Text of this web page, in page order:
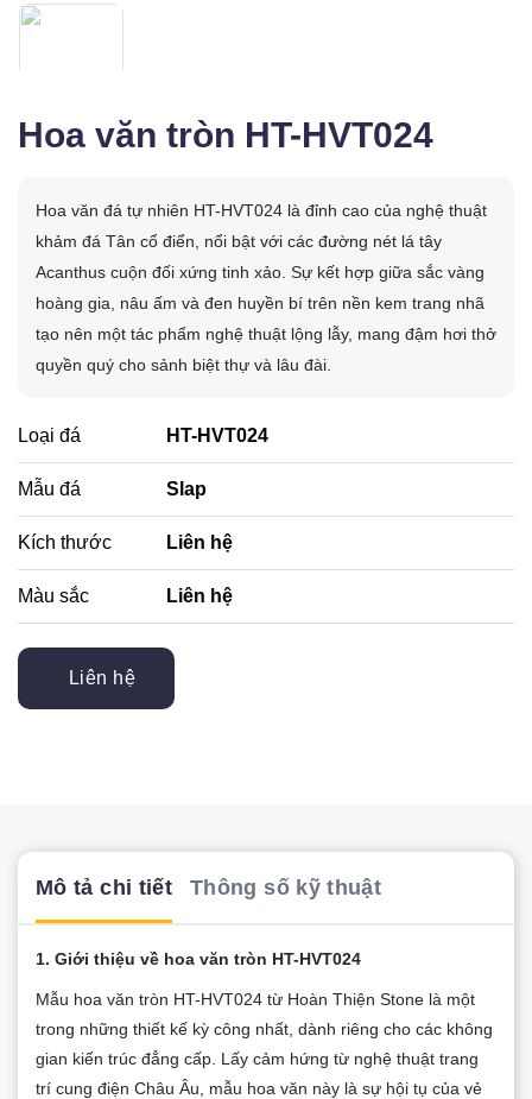
Hoa văn tròn HT-HVT024
Hoa văn đá tự nhiên HT-HVT024 là đỉnh cao của nghệ thuật
khảm đá Tân cổ điển, nổi bật với các đường nét lá tây
Acanthus cuộn đối xứng tinh xảo. Sự kết hợp giữa sắc vàng
hoàng gia, nâu ấm và đen huyền bí trên nền kem trang nhã
tạo nên một tác phẩm nghệ thuật lộng lẫy, mang đậm hơi thở
quyền quý cho sảnh biệt thự và lâu đài.
Loại đá HT-HVT024
Mẫu đá Slap
Kích thước Liên hệ
Màu sắc Liên hệ
Liên hệ
Mô tả chi tiết Thông số kỹ thuật
1. Giới thiệu về hoa văn tròn HT-HVT024
Mẫu hoa văn tròn HT-HVT024 từ Hoàn Thiện Stone là một
trong những thiết kế kỳ công nhất, dành riêng cho các không
gian kiến trúc đẳng cấp. Lấy cảm hứng từ nghệ thuật trang
trí cung điện Châu Âu, mẫu hoa văn này là sự hội tụ của vẻ